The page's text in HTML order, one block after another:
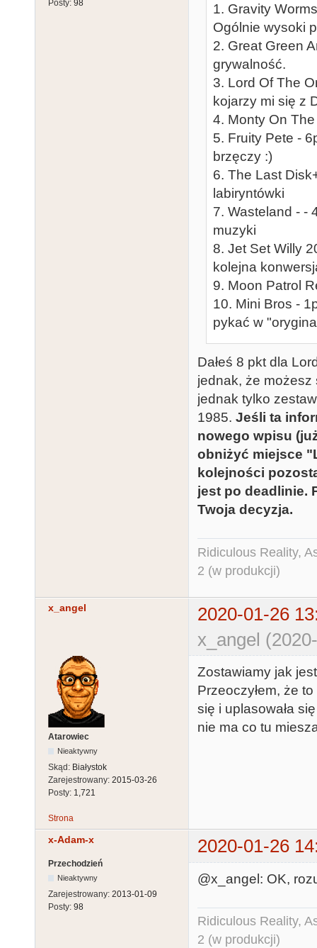
Posty: 98
1. Gravity
Ogólnie wysoki
2. Great Green
grywalność.
3. Lord Of The
kojarzy mi się z
4. Monty On
5. Fruity Pete -
brzęczy :)
6. The Last
labiryntówki
7. Wasteland - -
muzyki
8. Jet Set Willy
kolejna
9. Moon Patrol
10. Mini Bros -
pykać w
Dałeś 8 pkt dla
jednak, że możesz
jednak tylko
1985. Jeśli ta
nowego wpisu
obniżyć miejsce
kolejności
jest po deadlinie.
Twoja decyzja.
Ridiculous Reality,
2 (w produkcji)
x_angel
2020-01-26
x_angel
Atarowiec
Nieaktywny
Skąd: Białystok
Zarejestrowany: 2015-03-26
Posty: 1,721
Zostawiamy jak
Przeoczyłem, że
się i uplasowała
nie ma co tu
Strona
x-Adam-x 2020-01-26
Przechodzień
Nieaktywny
Zarejestrowany: 2013-01-09
Posty: 98
@x_angel: OK,
Ridiculous Reality,
2 (w produkcji)